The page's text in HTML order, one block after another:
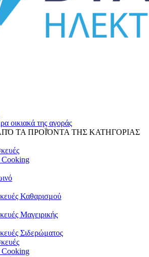
οικιακά της αγοράς
ΤΑ ΠΡΟΪΌΝΤΑ ΤΗΣ ΚΑΤΗΓΟΡΙΑΣ
Cooking
Καθαρισμού
Μαγειρικής
Σιδερώματος
Cooking